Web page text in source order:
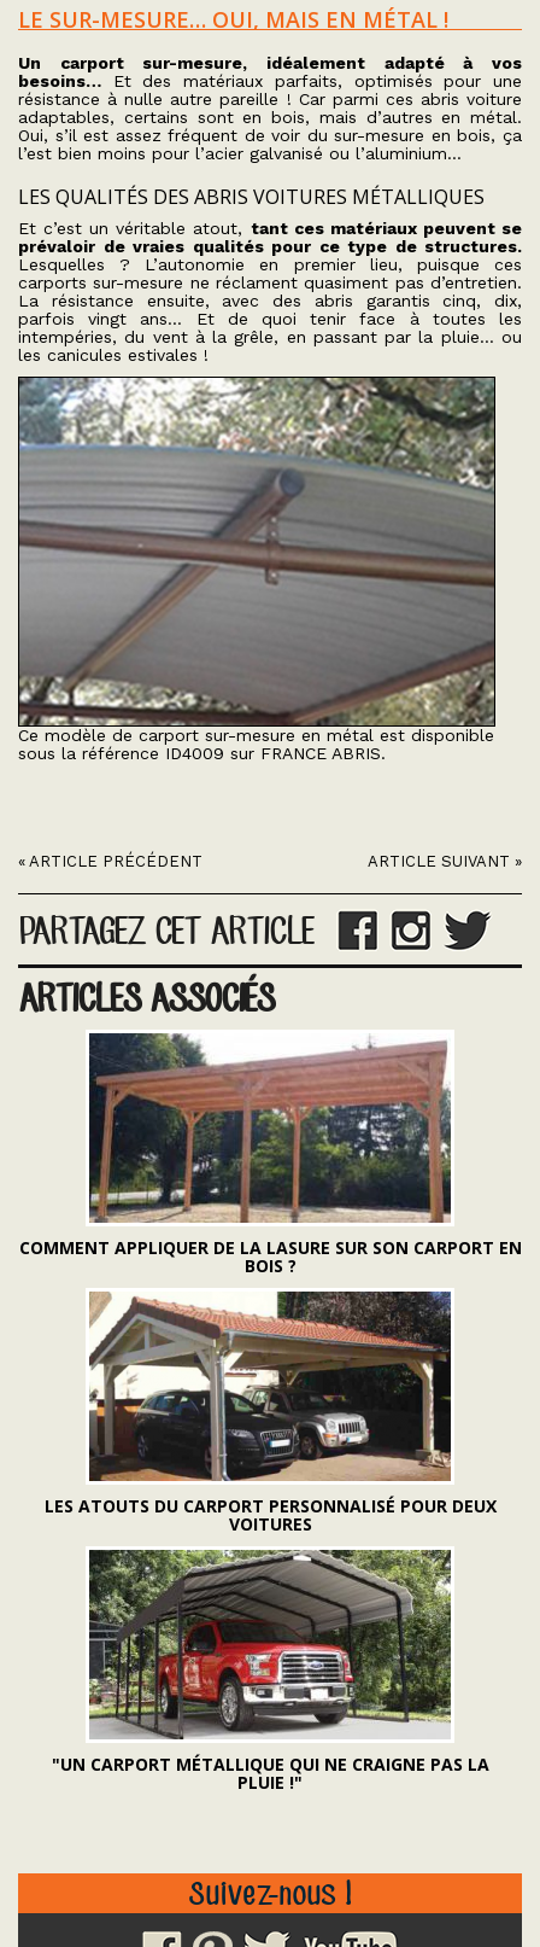
LE SUR-MESURE… OUI, MAIS EN MÉTAL !
Un carport sur-mesure, idéalement adapté à vos
besoins… Et des matériaux parfaits, optimisés pour une
résistance à nulle autre pareille ! Car parmi ces abris voiture
adaptables, certains sont en bois, mais d’autres en métal.
Oui, s’il est assez fréquent de voir du sur-mesure en bois, ça
l’est bien moins pour l’acier galvanisé ou l’aluminium…
LES QUALITÉS DES ABRIS VOITURES MÉTALLIQUES
Et c’est un véritable atout, tant ces matériaux peuvent se
prévaloir de vraies qualités pour ce type de structures.
Lesquelles ? L’autonomie en premier lieu, puisque ces
carports sur-mesure ne réclament quasiment pas d’entretien.
La résistance ensuite, avec des abris garantis cinq, dix,
parfois vingt ans… Et de quoi tenir face à toutes les
intempéries, du vent à la grêle, en passant par la pluie… ou
les canicules estivales !
Ce modèle de carport sur-mesure en métal est disponible
sous la référence ID4009 sur FRANCE ABRIS.
« ARTICLE PRÉCÉDENT ARTICLE SUIVANT »
PARTAGEZ CET ARTICLE
ARTICLES ASSOCIÉS
COMMENT APPLIQUER DE LA LASURE SUR SON CARPORT EN
BOIS ?
LES ATOUTS DU CARPORT PERSONNALISÉ POUR DEUX
VOITURES
"UN CARPORT MÉTALLIQUE QUI NE CRAIGNE PAS LA
PLUIE !"
Suivez-nous !